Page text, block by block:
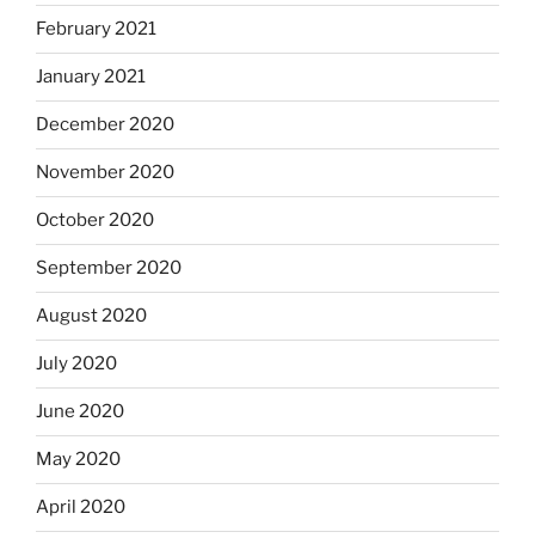
February 2021
January 2021
December 2020
November 2020
October 2020
September 2020
August 2020
July 2020
June 2020
May 2020
April 2020